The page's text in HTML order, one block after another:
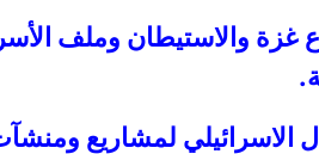
غزة والاستيطان وملف
الاسرائيلي لمشاريع